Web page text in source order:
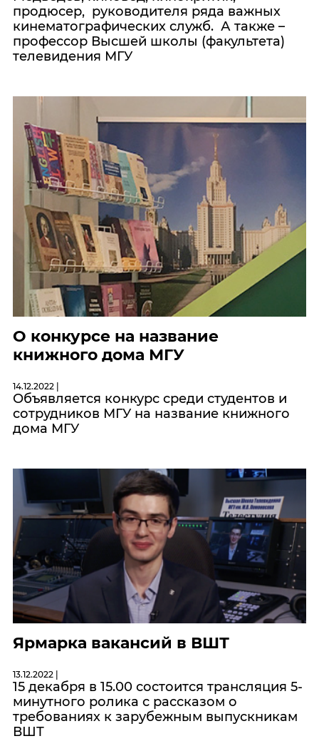
продюсер, руководителя ряда важных
кинематографических служб. А также –
профессор Высшей школы (факультета)
телевидения МГУ
О конкурсе на название
книжного дома МГУ
14.12.2022 |
Объявляется конкурс среди студентов и
сотрудников МГУ на название книжного
дома МГУ
Ярмарка вакансий в ВШТ
13.12.2022 |
15 декабря в 15.00 состоится трансляция 5-
минутного ролика с рассказом о
требованиях к зарубежным выпускникам
ВШТ